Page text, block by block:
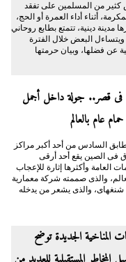
من المسلمين على تفقد
أثناء أداء العمرة أو الحج،
مدينة دينية، تتمتع بطابع روحاني
ويتساءل البعض خلال الفترة
عن فضلها، وبيان حرمتها
قصر.. جولة داخل أجمل
عام بالعالم
السادس من أحد أكبر مراكز
فى الصين يقع أحد أرقى
العامة وأكثرها إثارة للإعجاب
والذى صممته شركة معمارية
شنغهاى، والذى يشعر من يدخله
المناخية الجديدة توضح